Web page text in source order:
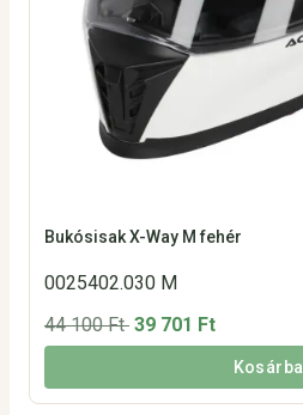
Bukósisak X-Way M fehér
0025402.030 M
44 100 Ft 39 701 Ft
Kosárba